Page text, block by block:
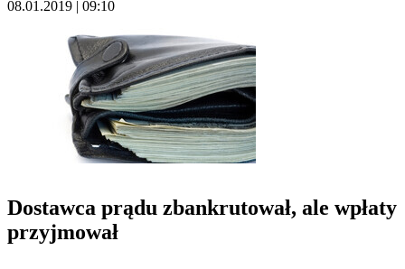
08.01.2019 | 09:10
Dostawca prądu zbankrutował, ale wpłaty
przyjmował